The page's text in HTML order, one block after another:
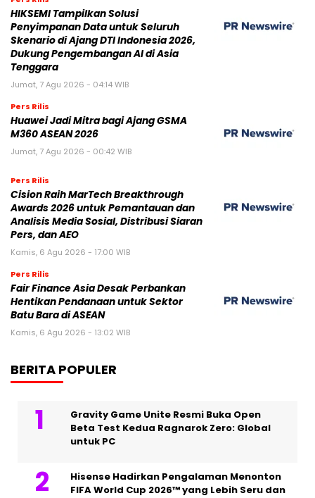
HIKSEMI Tampilkan Solusi
Penyimpanan Data untuk Seluruh
Skenario di Ajang DTI Indonesia 2026,
Dukung Pengembangan AI di Asia
Tenggara
Jumat, 7 Agu 2026 - 04:14 WIB
Pers Rilis
Huawei Jadi Mitra bagi Ajang GSMA
M360 ASEAN 2026
Jumat, 7 Agu 2026 - 00:42 WIB
Pers Rilis
Cision Raih MarTech Breakthrough
Awards 2026 untuk Pemantauan dan
Analisis Media Sosial, Distribusi Siaran
Pers, dan AEO
Kamis, 6 Agu 2026 - 17:00 WIB
Pers Rilis
Fair Finance Asia Desak Perbankan
Hentikan Pendanaan untuk Sektor
Batu Bara di ASEAN
Kamis, 6 Agu 2026 - 13:02 WIB
BERITA POPULER
Gravity Game Unite Resmi Buka Open
Beta Test Kedua Ragnarok Zero: Global
untuk PC
Hisense Hadirkan Pengalaman Menonton
FIFA World Cup 2026™ yang Lebih Seru dan